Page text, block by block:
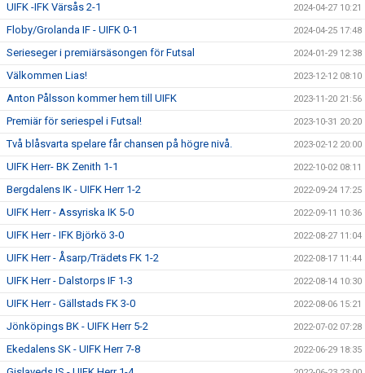
UIFK -IFK Värsås 2-1 2024-04-27 10:21
Floby/Grolanda IF - UIFK 0-1 2024-04-25 17:48
Serieseger i premiärsäsongen för Futsal 2024-01-29 12:38
Välkommen Lias! 2023-12-12 08:10
Anton Pålsson kommer hem till UIFK 2023-11-20 21:56
Premiär för seriespel i Futsal! 2023-10-31 20:20
Två blåsvarta spelare får chansen på högre nivå. 2023-02-12 20:00
UIFK Herr- BK Zenith 1-1 2022-10-02 08:11
Bergdalens IK - UIFK Herr 1-2 2022-09-24 17:25
UIFK Herr - Assyriska IK 5-0 2022-09-11 10:36
UIFK Herr - IFK Björkö 3-0 2022-08-27 11:04
UIFK Herr - Åsarp/Trädets FK 1-2 2022-08-17 11:44
UIFK Herr - Dalstorps IF 1-3 2022-08-14 10:30
UIFK Herr - Gällstads FK 3-0 2022-08-06 15:21
Jönköpings BK - UIFK Herr 5-2 2022-07-02 07:28
Ekedalens SK - UIFK Herr 7-8 2022-06-29 18:35